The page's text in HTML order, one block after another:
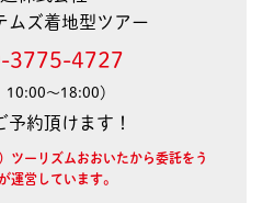
ムズ着地型ツアー
3775-4727
10:00～18:00）
予約頂けます！
ツーリズムおおいたから委託をう
運営しています。